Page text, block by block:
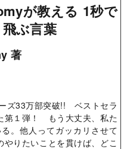
が教える 1秒で
ぶ言葉
著
ズ33万部突破!! ベストセラ
第１弾！ もう大丈夫、私た
。他人ってガッカリさせて
やりたいことを貫けば、どこ